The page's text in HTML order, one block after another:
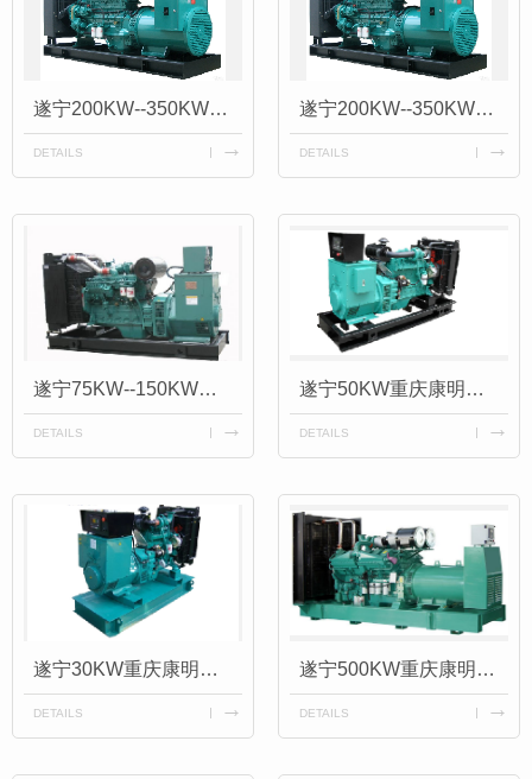
遂宁200KW--350KW重庆康明斯发电机组
DETAILS
遂宁200KW--350KW重庆康明斯发电机组
DETAILS
遂宁75KW--150KW重庆康明斯发电机组
DETAILS
遂宁50KW重庆康明斯发电机组
DETAILS
遂宁30KW重庆康明斯发电机组
DETAILS
遂宁500KW重庆康明斯发电机组
DETAILS